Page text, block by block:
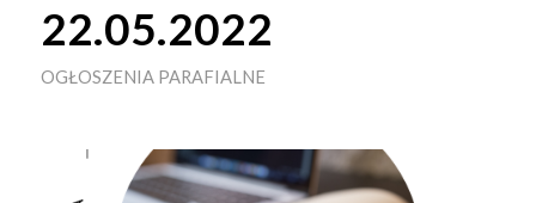
22.05.2022
OGŁOSZENIA PARAFIALNE